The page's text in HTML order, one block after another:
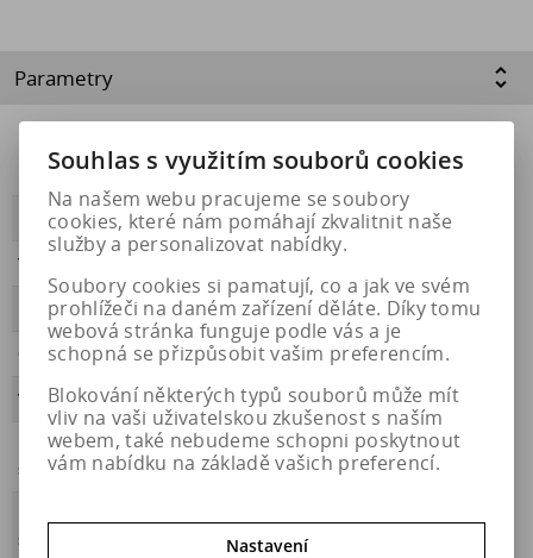
Parametry
Přilnavost na
ledu
PŘILNAVOST B
Třída hluku
HLUČNOST 68
OBDOBÍ letní
VALIVÝ ODPOR A
Přilnavost na
sněhu
NE
štítek
Souhlas s využitím souborů cookies
Na našem webu pracujeme se soubory
cookies, které nám pomáhají zkvalitnit naše
služby a personalizovat nabídky.
Soubory cookies si pamatují, co a jak ve svém
prohlížeči na daném zařízení děláte. Díky tomu
webová stránka funguje podle vás a je
schopná se přizpůsobit vašim preferencím.
Blokování některých typů souborů může mít
vliv na vaši uživatelskou zkušenost s naším
webem, také nebudeme schopni poskytnout
vám nabídku na základě vašich preferencí.
Nastavení